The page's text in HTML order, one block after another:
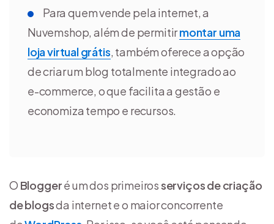
Para quem vende pela internet, a
Nuvemshop, além de permitirmontar uma
loja virtual grátis, também oferece a opção
de criar um blog totalmente integrado ao
e-commerce, o que facilita a gestão e
economiza tempo e recursos.
O Bloggeré um dos primeirosserviços de criação
de blogsda internet e o maior concorrente